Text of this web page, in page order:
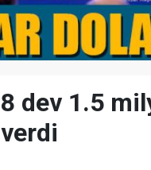
8 dev 1.5
verdi